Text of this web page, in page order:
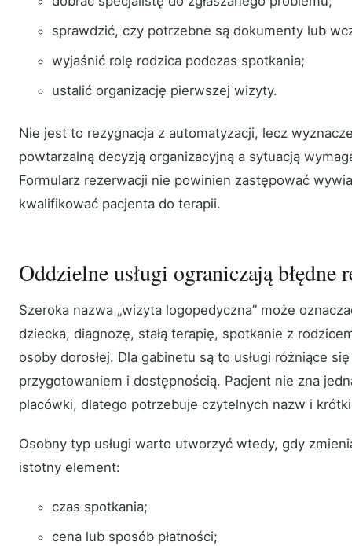
sprawdzić, czy potrzebne są dokumenty lub
wyjaśnić rolę rodzica podczas spotkania;
ustalić organizację pierwszej wizyty.
Nie jest to rezygnacja z automatyzacji, lecz
powtarzalną decyzją organizacyjną a sytuacją
Formularz rezerwacji nie powinien zastępować
kwalifikować pacjenta do terapii.
Oddzielne usługi ograniczają błędne
Szeroka nazwa „wizyta logopedyczna” może
dziecka, diagnozę, stałą terapię, spotkanie z
osoby dorosłej. Dla gabinetu są to usługi różniące
przygotowaniem i dostępnością. Pacjent nie zna
placówki, dlatego potrzebuje czytelnych nazw i
Osobny typ usługi warto utworzyć wtedy, gdy
istotny element:
czas spotkania;
cena lub sposób płatności;